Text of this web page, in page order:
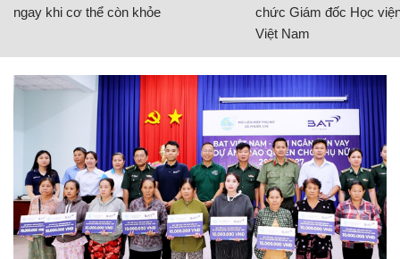
ngay khi cơ thể còn khỏe
chức Giám đốc Học
Việt Nam